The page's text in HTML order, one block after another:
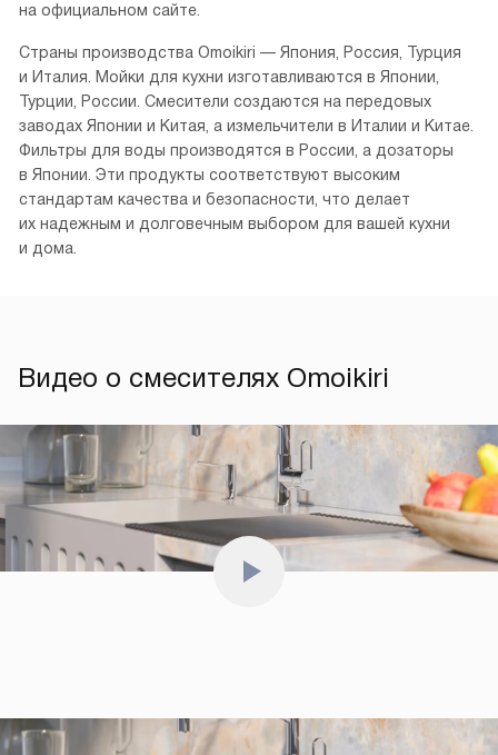
на официальном сайте.
Страны производства Omoikiri — Япония, Россия, Турция
и Италия. Мойки для кухни изготавливаются в Японии,
Турции, России. Смесители создаются на передовых
заводах Японии и Китая, а измельчители в Италии и Китае.
Фильтры для воды производятся в России, а дозаторы
в Японии. Эти продукты соответствуют высоким
стандартам качества и безопасности, что делает
их надежным и долговечным выбором для вашей кухни
и дома.
Видео о смесителях Omoikiri